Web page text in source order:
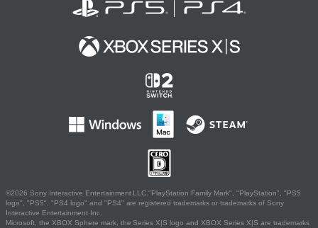
©2026 Sony Interactive Entertainment LLC."PlayStation Family Mark", "PlayStation", "PS5
logo", "PS5", "PS4 logo" and "PS4" are registered trademarks or trademarks of Sony
Interactive Entertainment Inc.
Microsoft, the XBOX Sphere mark, the Series X|S logo and XBOX Series X|S are trademarks